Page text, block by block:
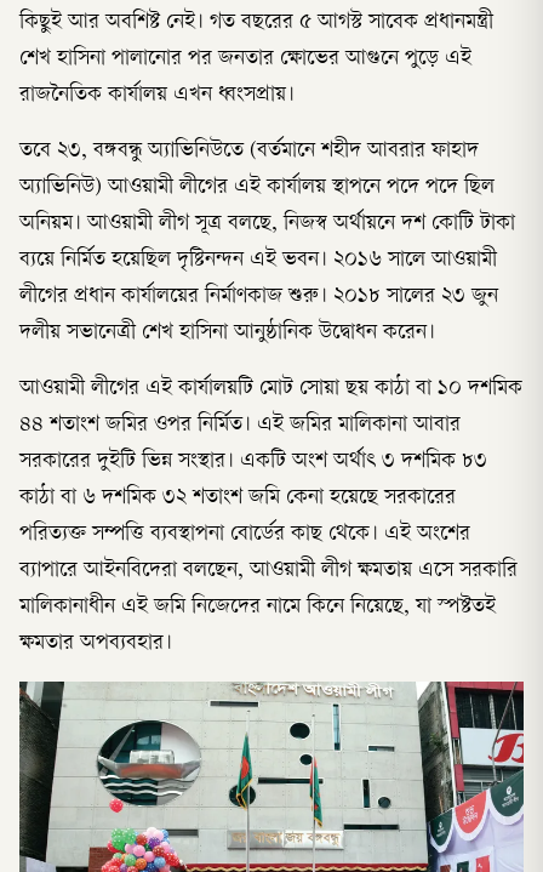
কিছুই আর অবশিষ্ট নেই। গত বছরের ৫ আগস্ট সাবেক প্রধানমন্ত্রী
শেখ হাসিনা পালানোর পর জনতার ক্ষোভের আগুনে পুড়ে এই
রাজনৈতিক কার্যালয় এখন ধ্বংসপ্রায়।
তবে ২৩, বঙ্গবন্ধু অ্যাভিনিউতে (বর্তমানে শহীদ আবরার ফাহাদ
অ্যাভিনিউ) আওয়ামী লীগের এই কার্যালয় স্থাপনে পদে পদে ছিল
অনিয়ম। আওয়ামী লীগ সূত্র বলছে, নিজস্ব অর্থায়নে দশ কোটি টাকা
ব্যয়ে নির্মিত হয়েছিল দৃষ্টিনন্দন এই ভবন। ২০১৬ সালে আওয়ামী
লীগের প্রধান কার্যালয়ের নির্মাণকাজ শুরু। ২০১৮ সালের ২৩ জুন
দলীয় সভানেত্রী শেখ হাসিনা আনুষ্ঠানিক উদ্বোধন করেন।
আওয়ামী লীগের এই কার্যালয়টি মোট সোয়া ছয় কাঠা বা ১০ দশমিক
৪৪ শতাংশ জমির ওপর নির্মিত। এই জমির মালিকানা আবার
সরকারের দুইটি ভিন্ন সংস্থার। একটি অংশ অর্থাৎ ৩ দশমিক ৮৩
কাঠা বা ৬ দশমিক ৩২ শতাংশ জমি কেনা হয়েছে সরকারের
পরিত্যক্ত সম্পত্তি ব্যবস্থাপনা বোর্ডের কাছ থেকে। এই অংশের
ব্যাপারে আইনবিদেরা বলছেন, আওয়ামী লীগ ক্ষমতায় এসে সরকারি
মালিকানাধীন এই জমি নিজেদের নামে কিনে নিয়েছে, যা স্পষ্টতই
ক্ষমতার অপব্যবহার।